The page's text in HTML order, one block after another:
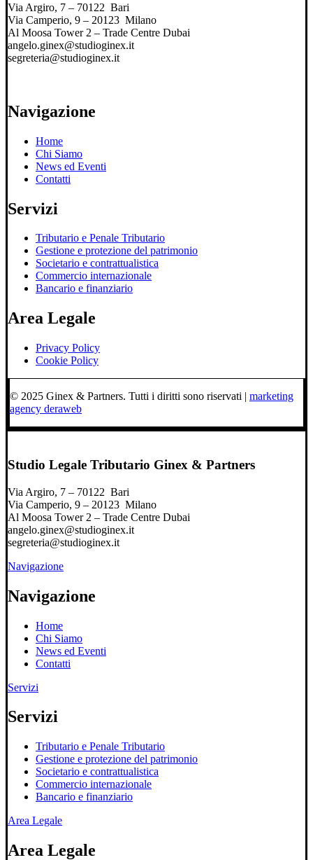
Via Argiro, 7 – 70122 Bari
Via Camperio, 9 – 20123 Milano
Al Moosa Tower 2 – Trade Centre Dubai
angelo.ginex@studioginex.it
segreteria@studioginex.it
Navigazione
Home
Chi Siamo
News ed Eventi
Contatti
Servizi
Tributario e Penale Tributario
Gestione e protezione del patrimonio
Societario e contrattualistica
Commercio internazionale
Bancario e finanziario
Area Legale
Privacy Policy
Cookie Policy
© 2025 Ginex & Partners. Tutti i diritti sono riservati | marketing
agency deraweb
Studio Legale Tributario Ginex & Partners
Via Argiro, 7 – 70122 Bari
Via Camperio, 9 – 20123 Milano
Al Moosa Tower 2 – Trade Centre Dubai
angelo.ginex@studioginex.it
segreteria@studioginex.it
Navigazione
Navigazione
Home
Chi Siamo
News ed Eventi
Contatti
Servizi
Servizi
Tributario e Penale Tributario
Gestione e protezione del patrimonio
Societario e contrattualistica
Commercio internazionale
Bancario e finanziario
Area Legale
Area Legale